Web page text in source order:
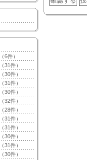
（6件）
（31件）
（30件）
（31件）
（30件）
（32件）
（28件）
（31件）
（31件）
（30件）
（31件）
（30件）